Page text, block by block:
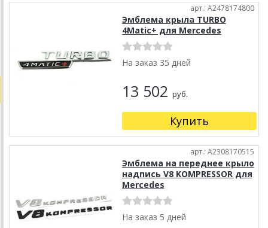
арт.: A2478174800
Эмблема крыла TURBO
4Matic+ для Mercedes
На заказ 35 дней
13 502 руб.
Купить
арт.: A2308170515
Эмблема на переднее крыло
надпись V8 KOMPRESSOR для
Mercedes
На заказ 5 дней